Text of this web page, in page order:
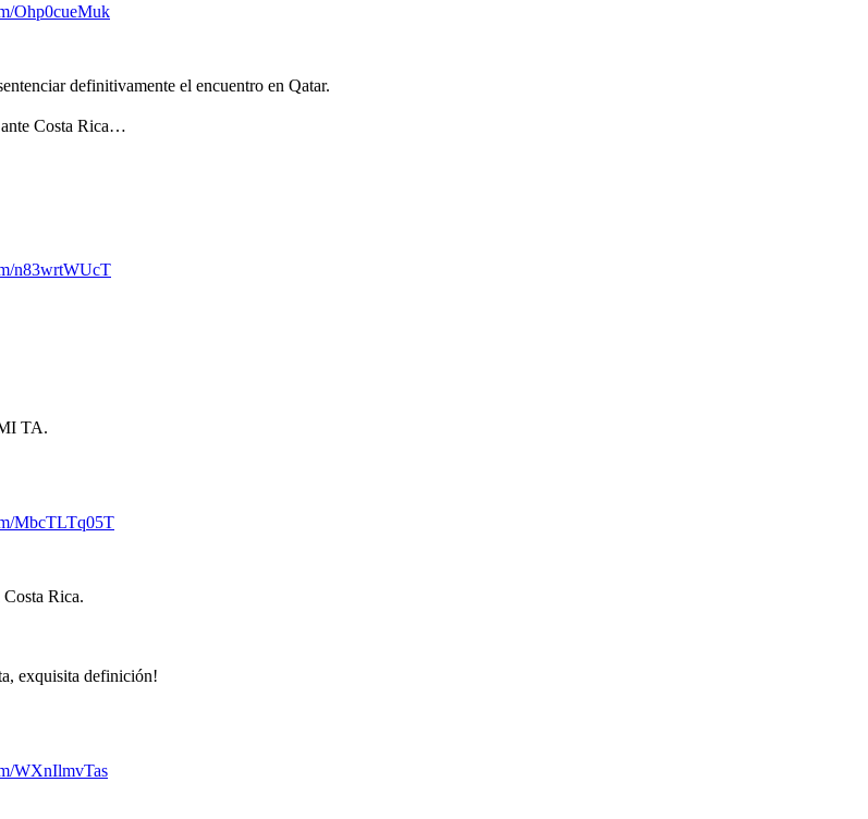
Ohp0cueMuk
definitivamente el encuentro en Qatar.
Costa Rica…
n83wrtWUcT
TA.
MbcTLTq05T
Rica.
exquisita definición!
WXnIlmvTas